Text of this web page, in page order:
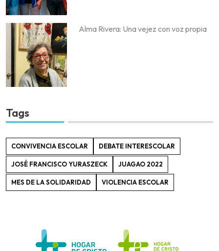
Alma Rivera: Una vejez con voz propia
Tags
CONVIVENCIA ESCOLAR DEBATE INTERESCOLAR
JOSÉ FRANCISCO YURASZECK JUAGAO 2022
MES DE LA SOLIDARIDAD VIOLENCIA ESCOLAR